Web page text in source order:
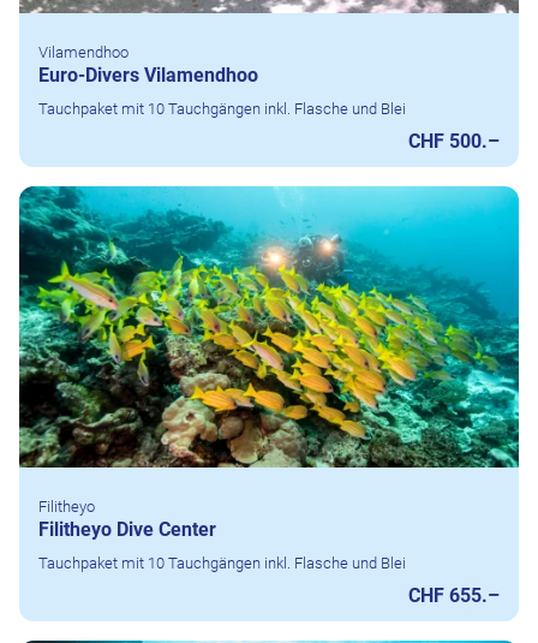
Vilamendhoo
Euro-Divers Vilamendhoo
Tauchpaket mit 10 Tauchgängen inkl. Flasche und Blei
CHF 500.–
Filitheyo
Filitheyo Dive Center
Tauchpaket mit 10 Tauchgängen inkl. Flasche und Blei
CHF 655.–